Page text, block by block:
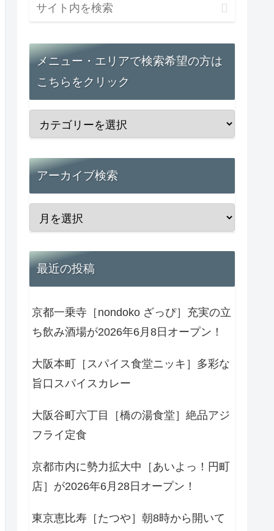
メニュー・エリアで検索希望の方は
こちらをクリック
アーカイブ検索
最近の投稿
京都一乗寺［nondoko ざっぴ］充実の立
ち飲み酒場が2026年6月8日オープン！
大阪本町［スパイス食堂ニッキ］多彩な
旨口スパイスカレー
大阪谷町六丁目［橋の湯食堂］絶品アジ
フライ定食
京都市内に勢力拡大中［あいよっ！円町
店］が2026年6月28日オープン！
東京恵比寿［たつや］朝8時から開いて